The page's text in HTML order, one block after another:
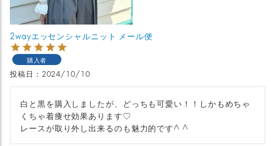
2wayエッセンシャルニット メール便
購入者
投稿日 2024/10/10
白と黒を購入しましたが、どっちも可愛い！！しかもめちゃ
くちゃ着痩せ効果あります♡